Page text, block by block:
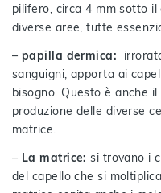
pilifero, circa 4 mm sotto
diverse aree, tutte
– papilla dermica:
sanguigni, apporta ai
bisogno. Questo è anche
produzione delle diverse
matrice.
– La matrice:si trovano i
del capello che si